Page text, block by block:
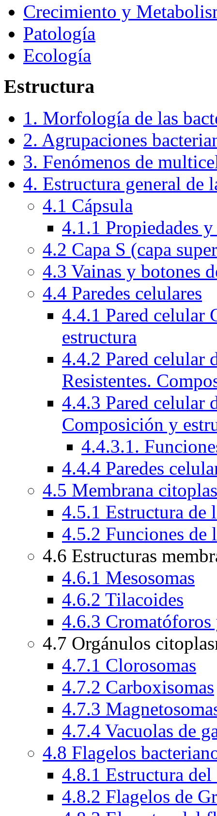
Crecimiento y
Patología
Ecología
Estructura
1. Morfología de las
2. Agrupaciones
3. Fenómenos de
4. Estructura general de
4.1 Cápsula
4.1.1 Propiedades
4.2 Capa S (capa
4.3 Vainas y botones
4.4 Paredes celulares
4.4.1 Pared celular
estructura
4.4.2 Pared celular
Resistentes.
4.4.3 Pared celular
Composición y
4.4.3.1.
4.4.4 Paredes
4.5 Membrana
4.5.1 Estructura de
4.5.2 Funciones de
4.6 Estructuras
4.6.1 Mesosomas
4.6.2 Tilacoides
4.6.3
4.7 Orgánulos
4.7.1 Clorosomas
4.7.2 Carboxisomas
4.7.3
4.7.4 Vacuolas de
4.8 Flagelos
4.8.1 Estructura
4.8.2 Flagelos de